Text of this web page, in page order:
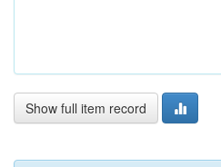
Show full item record